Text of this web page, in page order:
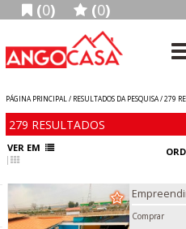
(0) (0)
PÁGINA PRINCIPAL / RESULTADOS DA PESQUISA /279
279 RESULTADOS
VER EM
Comprar